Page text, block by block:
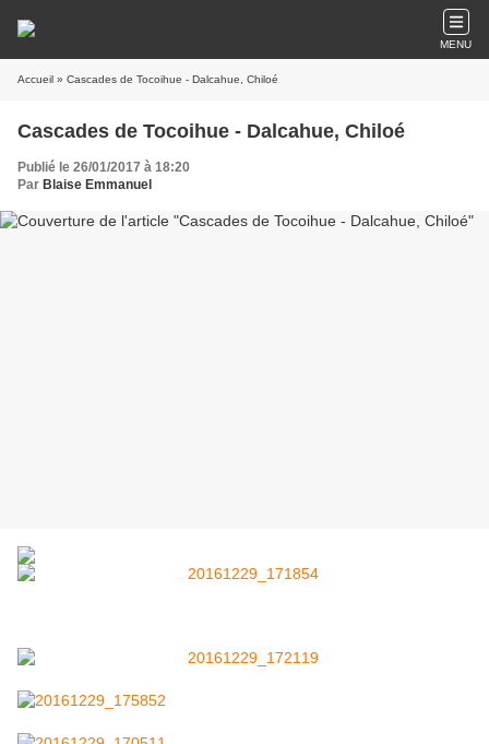
MENU
Accueil » Cascades de Tocoihue - Dalcahue, Chiloé
Cascades de Tocoihue - Dalcahue, Chiloé
Publié le 26/01/2017 à 18:20
Par Blaise Emmanuel